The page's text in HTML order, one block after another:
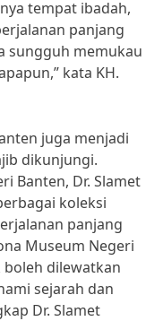
tempat ibadah,
panjang
sungguh memukau
kata KH.
juga menjadi
dikunjungi.
Banten, Dr. Slamet
koleksi
panjang
Museum Negeri
dilewatkan
sejarah dan
Dr. Slamet